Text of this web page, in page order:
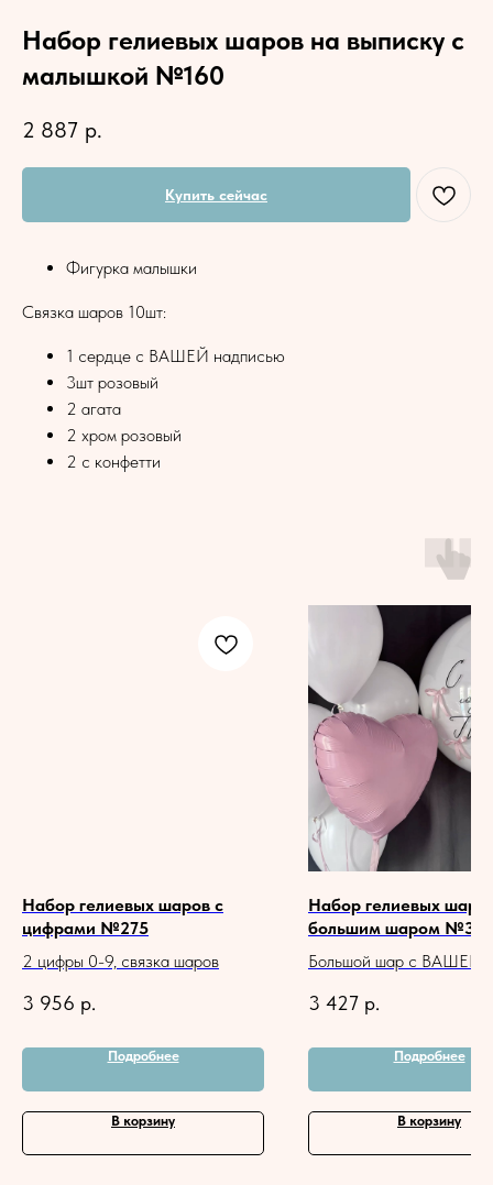
Набор гелиевых шаров на выписку с
малышкой №160
2 887 р.
Купить сейчас
Фигурка малышки
Связка шаров 10шт:
1 сердце с ВАШЕЙ надписью
3шт розовый
2 агата
2 хром розовый
2 с конфетти
Набор гелиевых шаров с
цифрами №275
2 цифры 0-9, связка шаров
3 956 р.
Подробнее
В корзину
Набор гелиевых
большим шаром №318
Большой шар с ВАШЕЙ
3 427 р.
Подробнее
В корзину